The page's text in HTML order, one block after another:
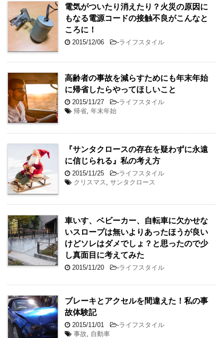
電気がついたり消えたり？火災の原因に
もなる電源コードの接触不良がこんなと
ころに！
2015/12/06 -ライフスタイル
高齢者の事故を減らすためにも年末年始
に帰省したらやってほしいこと
2015/11/27 -ライフスタイル
帰省 年末年始
『サンタクロースの存在を疑わずに永遠
に信じられる』私の考え方
2015/11/25 -ライフスタイル
クリスマス
サンタクロース
車いす、ベビーカー、自転車に欠かせな
いスロープは無いよりあったほうが良い
けどソレはダメでしょ？と思ったので少
し真面目に考えてみた
2015/11/20 -ライフスタイル
ブレーキとアクセルを間違えた！私の事
故体験記
2015/11/01 -ライフスタイル
事故
自動車